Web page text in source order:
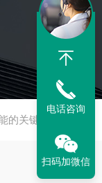
的关键工具
电话咨询
扫码加微信